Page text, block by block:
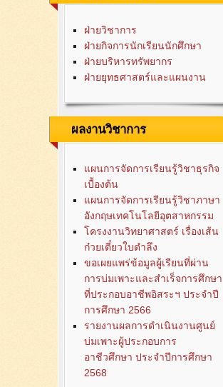
ฝ่ายวิชาการ
ฝ่ายกิจการนักเรียนนักศึกษา
ฝ่ายบริหารทรัพยากร
ฝ่ายยุทธศาสตร์และแผนงาน
ผลงานวิชาการ
แผนการจัดการเรียนรู้วิชาธุรกิจ
เบื้องต้น
แผนการจัดการเรียนรู้วิชาภาษา
อังกฤษเทคโนโลยีอุตสาหกรรม
โครงงานวิทยาศาสตร์ เรื่องเส้น
ก๋วยเตี๋ยวใบตำลึง
ขอเผยแพร่ข้อมูลผู้เรียนที่ผ่าน
การบ่มเพาะและสำเร็จการศึกษา
ที่ประกอบอาชีพอิสระฯ ประจำปี
การศึกษา 2566
รายงานผลการดำเนินงานศูนย์
บ่มเพาะผู้ประกอบการ
อาชีวศึกษา ประจำปีการศึกษา
2568